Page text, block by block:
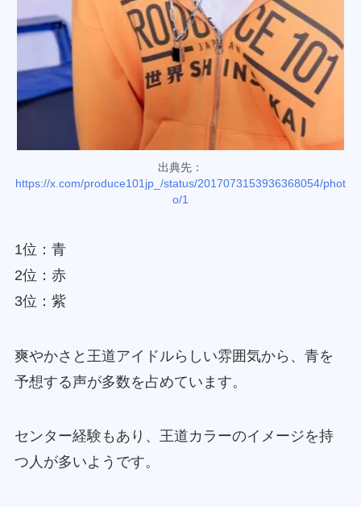
出典先：
https://x.com/produce101jp_/status/2017073153936368054/phot
o/1
1位：青
2位：赤
3位：紫
爽やかさと王道アイドルらしい雰囲気から、青を
予想する声が多数を占めています。
センター経験もあり、王道カラーのイメージを持
つ人が多いようです。